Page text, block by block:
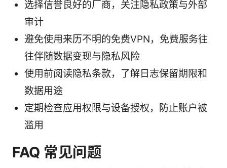
选择信誉良好的厂商，关注隐私政策与外部
审计
避免使用来历不明的免费VPN，免费服务往
往伴随数据变现与隐私风险
使用前阅读隐私条款，了解日志保留期限和
数据用途
定期检查应用权限与设备授权，防止账户被
滥用
FAQ 常见问题